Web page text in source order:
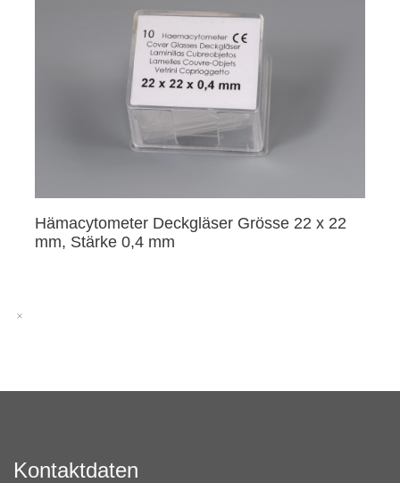
Hämacytometer Deckgläser Grösse 22 x 22
mm, Stärke 0,4 mm
Kontaktdaten